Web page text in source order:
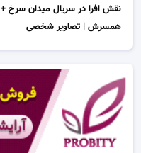
نقش افرا در سریال میدان سرخ +
همسرش | تصاویر شخصی